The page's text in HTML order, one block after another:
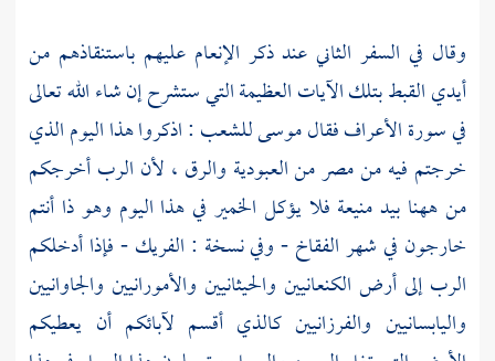
وقال في السفر الثاني عند ذكر الإنعام عليهم باستنقاذهم من
أيدي القبط بتلك الآيات العظيمة التي ستشرح إن شاء الله تعالى
في سورة الأعراف فقالموسىللشعب : اذكروا هذا اليوم الذي
خرجتم فيه منمصرمن العبودية والرق ، لأن الرب أخرجكم
من ههنا بيد منيعة فلا يؤكل الخمير في هذا اليوم وهو ذا أنتم
خارجون في شهر الفقاخ - وفي نسخة : الفريك - فإذا أدخلكم
الرب إلى أرض الكنعانيين والحيثانيين والأمورانيين والجاوانيين
واليابسانيين والفرزانيين كالذي أقسم لآبائكم أن يعطيكم